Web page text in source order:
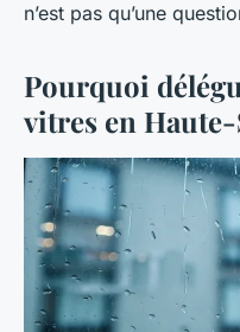
n’est pas qu’une
Pourquoi
vitres en Haute-